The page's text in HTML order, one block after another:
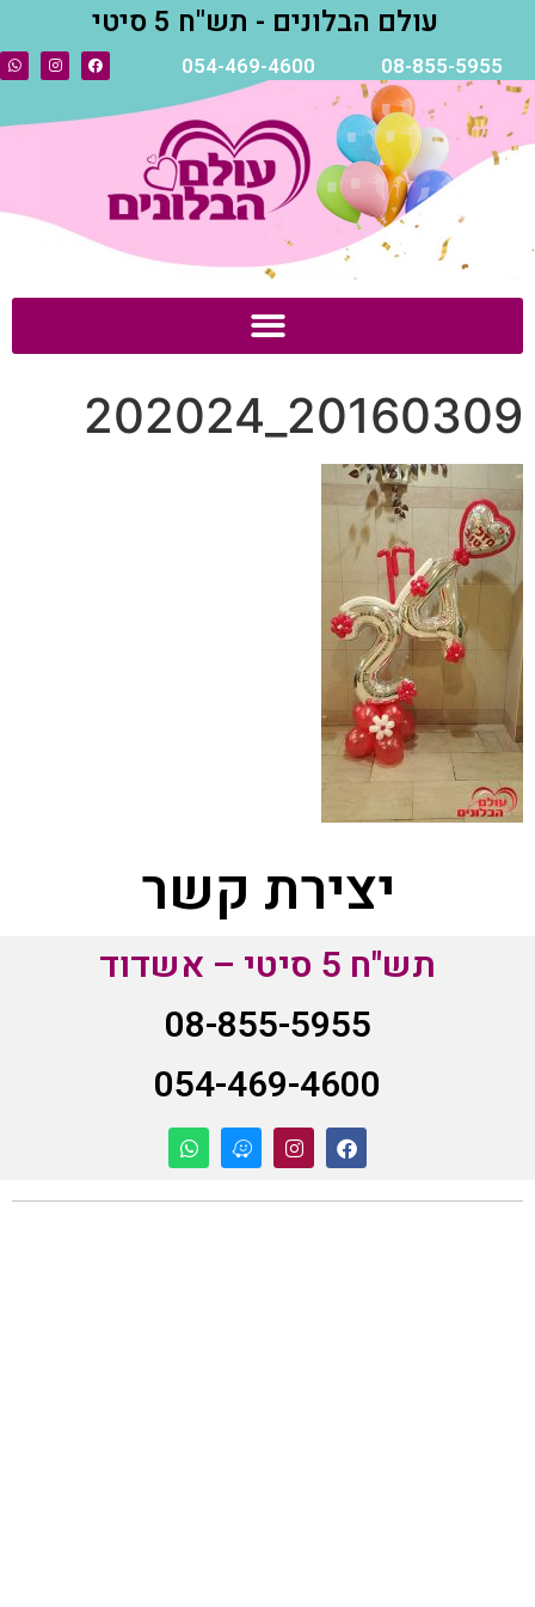
עולם הבלונים - תש"ח 5 סיטי
08-855-5955
054-469-4600
20160309_202024
יצירת קשר
תש"ח 5 סיטי – אשדוד
08-855-5955
054-469-4600